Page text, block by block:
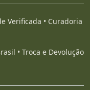
Verificada • Curadoria
• Troca e Devolução